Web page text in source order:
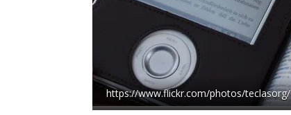
https://www.flickr.com/photos/teclasorg/